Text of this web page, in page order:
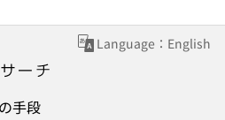
Language：English
手段